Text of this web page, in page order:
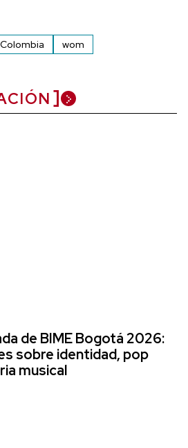
wom
de BIME Bogotá 2026:
sobre identidad, pop
musical